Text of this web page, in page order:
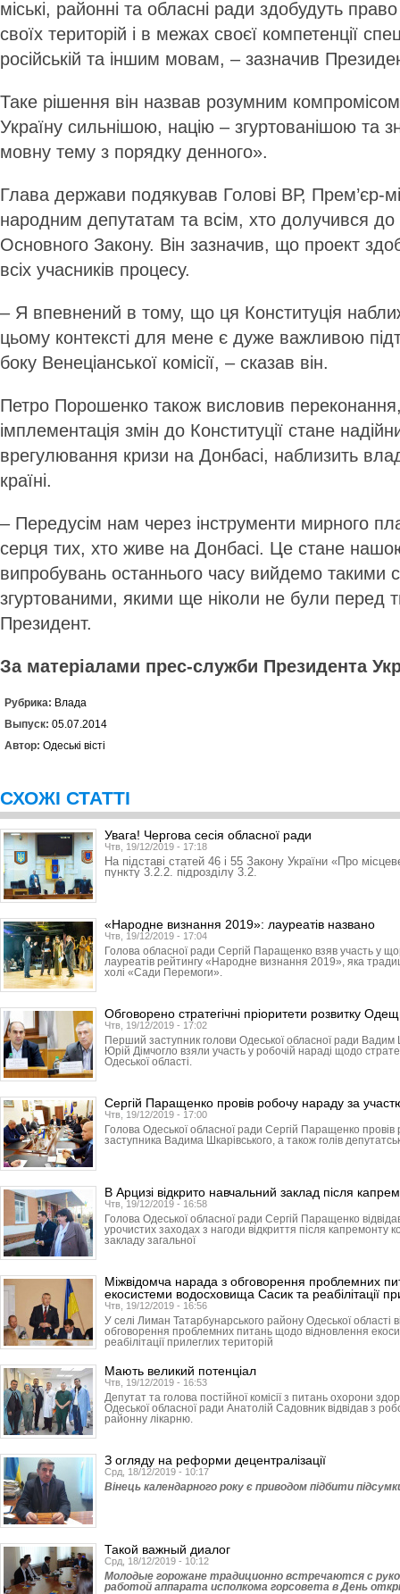
міські, ра­йонні та обласні ради здобудуть
своїх територій і в межах своєї компетенції
російській та іншим мовам, – зазначив
Таке рішення він назвав розумним
Україну сильнішою, націю – згуртованішою та
мовну тему з порядку денного».
Глава держави подякував Голові ВР, Прем’єр-
народним депутатам та всім, хто долучився до
Основного Закону. Він зазначив, що проект
всіх учасників процесу.
– Я впевнений в тому, що ця Консти­туція
цьому контексті для мене є дуже важливою
боку Венеціанської комісії, – сказав він.
Петро Порошенко також висловив
імплементація змін до Конституції стане
врегулювання кризи на Донбасі, наблизить
країні.
– Передусім нам через інструменти мирного
серця тих, хто живе на Донбасі. Це стане
випробувань останнього часу вийдемо такими
згуртованими, якими ще ніколи не були перед
Президент.
За матеріалами прес-служби Президента
Рубрика: Влада
Выпуск: 05.07.2014
Автор: Одеські вісті
СХОЖІ СТАТТІ
Увага! Чергова сесія обласної ради
Чтв, 19/12/2019 - 17:18
На підставі статей 46 і 55 Закону України «Про
пункту 3.2.2. підрозділу 3.2.
«Народне визнання 2019»: лауреатів названо
Чтв, 19/12/2019 - 17:04
Голова обласної ради Сергій Паращенко взяв участь у
лауреатів рейтингу «Народне визнання 2019», яка
холі «Сади Перемоги».
Обговорено стратегічні пріоритети розвитку
Чтв, 19/12/2019 - 17:02
Перший заступник голови Одеської обласної ради Вадим
Юрій Дімчогло взяли участь у робочій нараді щодо
Одеської області.
Сергій Паращенко провів робочу нараду за
Чтв, 19/12/2019 - 17:00
Голова Одеської обласної ради Сергій Паращенко
заступника Вадима Шкарівського, а також голів
В Арцизі відкрито навчальний заклад після
Чтв, 19/12/2019 - 16:58
Голова Одеської обласної ради Сергій Паращенко
урочистих заходах з нагоди відкриття після капремонту
закладу загальної
Міжвідомча нарада з обговорення проблемних
екосистеми водосховища Сасик та реабілітації
Чтв, 19/12/2019 - 16:56
У селі Лиман Татарбунарського району Одеської області
обговорення проблемних питань щодо відновлення
реабілітації прилеглих територій
Мають великий потенціал
Чтв, 19/12/2019 - 16:53
Депутат та голова постійної комісії з питань охорони
Одеської обласної ради Анатолій Садовник відвідав з
районну лікарню.
З огляду на реформи децентралізації
Срд, 18/12/2019 - 10:17
Вінець календарного року є приводом підбити
Такой важный диалог
Срд, 18/12/2019 - 10:12
Молодые горожане традиционно встречаются с
работой аппарата исполкома горсовета в День